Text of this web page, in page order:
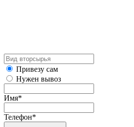
Привезу сам
Нужен вывоз
Имя*
Телефон*